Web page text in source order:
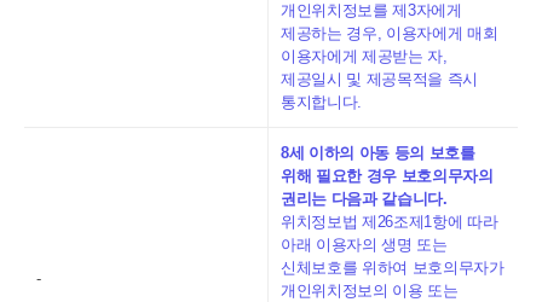
개인위치정보를 제3자에게
제공하는 경우, 이용자에게 매회
이용자에게 제공받는 자,
제공일시 및 제공목적을 즉시
통지합니다.
-
8세 이하의 아동 등의 보호를
위해 필요한 경우 보호의무자의
권리는 다음과 같습니다.
위치정보법 제26조제1항에 따라
아래 이용자의 생명 또는
신체보호를 위하여 보호의무자가
개인위치정보의 이용 또는